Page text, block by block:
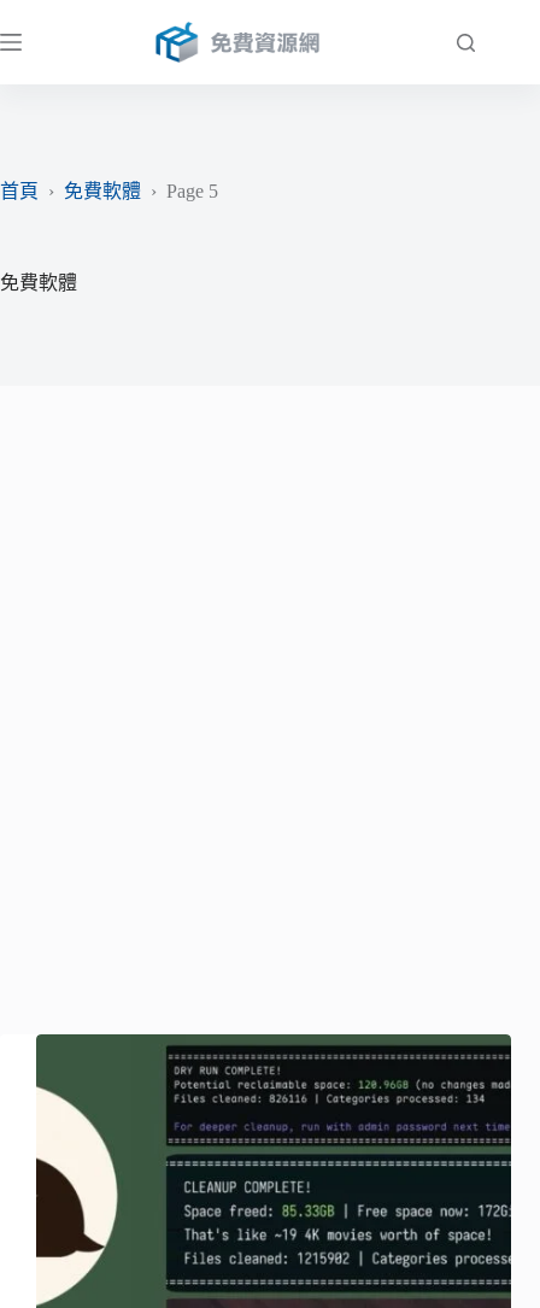
至
首頁
› 免費軟體 › Page 5
免費軟體